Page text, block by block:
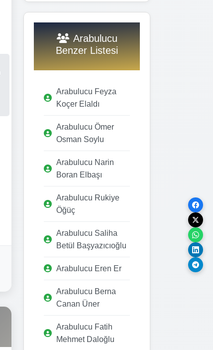
Arabulucu
Benzer Listesi
Arabulucu Feyza
Koçer Elaldı
Arabulucu Ömer
Osman Soylu
Arabulucu Narin
Boran Elbaşı
Arabulucu Rukiye
Öğüç
Arabulucu Saliha
Betül Başyazıcıoğlu
Arabulucu Eren Er
Arabulucu Berna
Canan Üner
Arabulucu Fatih
Mehmet Daloğlu